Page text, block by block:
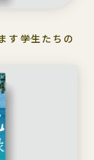
――学生たちの